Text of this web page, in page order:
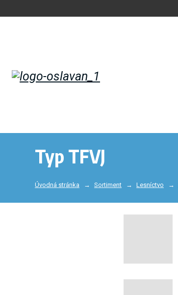
Typ TFVJ
Úvodná stránka Sortiment Lesníctvo